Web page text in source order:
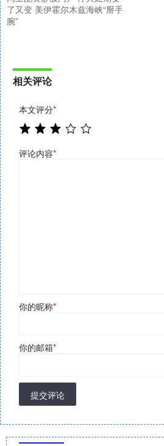
了又变 美伊霍尔木兹海峡“掰手
腕”
相关评论
本文评分*
评论内容*
你的昵称*
你的邮箱*
提交评论